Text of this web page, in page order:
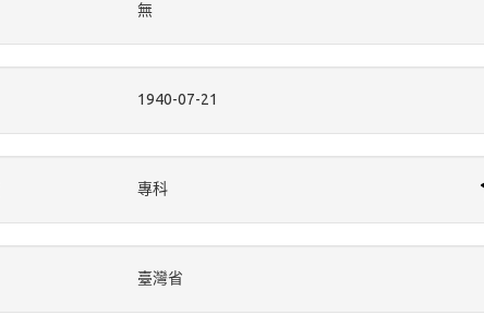
無
1940-07-21
專科
臺灣省